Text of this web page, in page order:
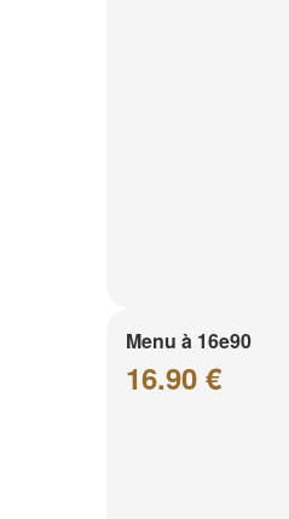
Menu à 16e90
16.90 €